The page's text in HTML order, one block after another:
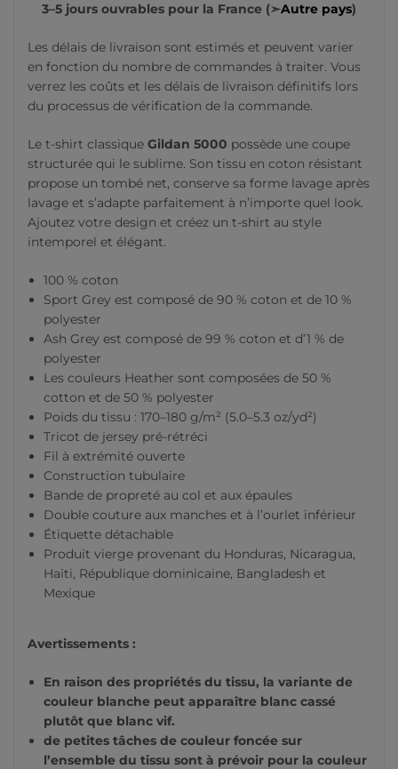
3–5 jours ouvrables pour la France (➣Autre pays)
Les délais de livraison sont estimés et peuvent varier
en fonction du nombre de commandes à traiter. Vous
verrez les coûts et les délais de livraison définitifs lors
du processus de vérification de la commande.
Le t-shirt classique Gildan 5000 possède une coupe
structurée qui le sublime. Son tissu en coton résistant
propose un tombé net, conserve sa forme lavage après
lavage et s’adapte parfaitement à n’importe quel look.
Ajoutez votre design et créez un t-shirt au style
intemporel et élégant.
100 % coton
Sport Grey est composé de 90 % coton et de 10 %
polyester
Ash Grey est composé de 99 % coton et d’1 % de
polyester
Les couleurs Heather sont composées de 50 %
cotton et de 50 % polyester
Poids du tissu : 170–180 g/m² (5.0–5.3 oz/yd²)
Tricot de jersey pré-rétréci
Fil à extrémité ouverte
Construction tubulaire
Bande de propreté au col et aux épaules
Double couture aux manches et à l’ourlet inférieur
Étiquette détachable
Produit vierge provenant du Honduras, Nicaragua,
Haïti, République dominicaine, Bangladesh et
Mexique
Avertissements :
En raison des propriétés du tissu, la variante de
couleur blanche peut apparaître blanc cassé
plutôt que blanc vif.
de petites tâches de couleur foncée sur
l’ensemble du tissu sont à prévoir pour la couleur